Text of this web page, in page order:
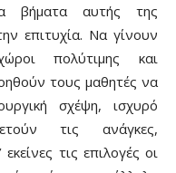
βήματα αυτής της
επιτυχία. Να γίνουν
πολύτιμης και
τους μαθητές να
σχέψη, ισχυρό
τις ανάγκες,
τις επιλογές οι